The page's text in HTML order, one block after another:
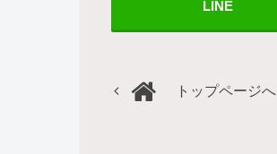
LINE
トップページへ